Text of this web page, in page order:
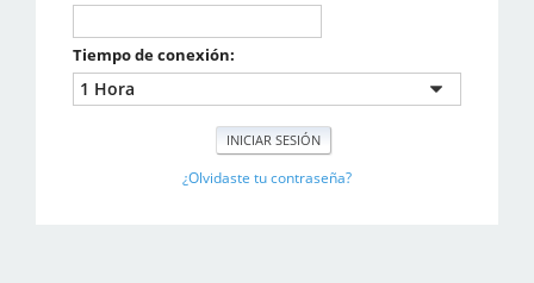
Tiempo de conexión:
¿Olvidaste tu contraseña?